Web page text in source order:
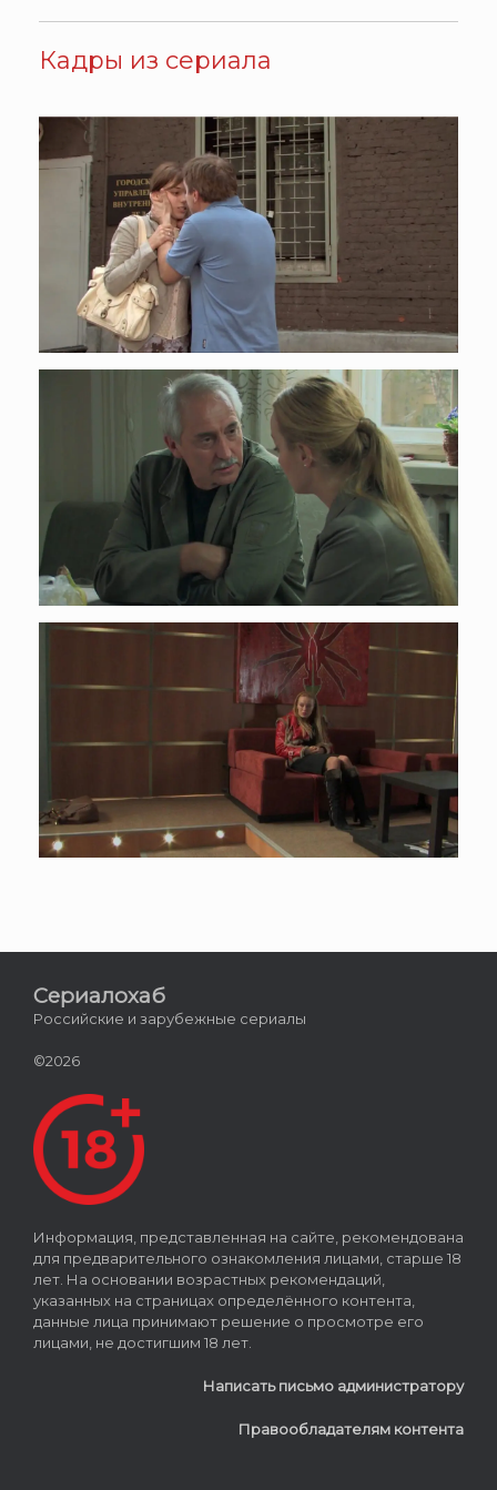
Кадры из сериала
Сериалохаб
Российские и зарубежные сериалы
©2026
Информация, представленная на сайте, рекомендована
для предварительного ознакомления лицами, старше 18
лет. На основании возрастных рекомендаций,
указанных на страницах определённого контента,
данные лица принимают решение о просмотре его
лицами, не достигшим 18 лет.
Написать письмо администратору
Правообладателям контента